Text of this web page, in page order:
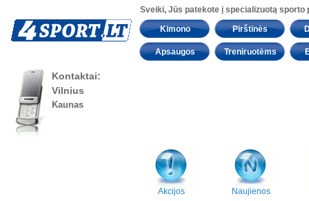
Sveiki, Jūs patekote į specializuotą
Kimono
Pirštinės
Apsaugos Treniruotėms
Kontaktai:
Vilnius
Kaunas
Akcijos Naujienos